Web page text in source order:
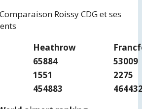
Roissy CDG et ses
Heathrow
65884
53009
1551
2275
454883